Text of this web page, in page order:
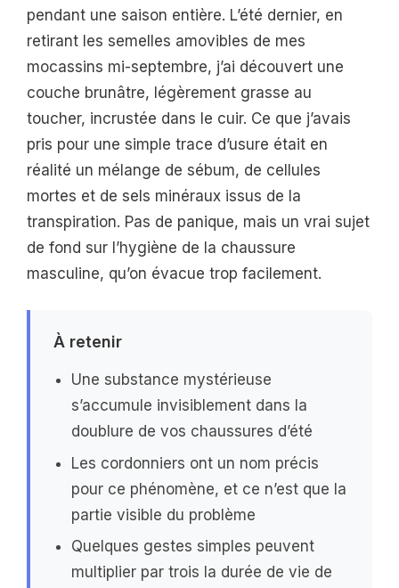
pendant une saison entière. L’été dernier, en
retirant les semelles amovibles de mes
mocassins mi-septembre, j’ai découvert une
couche brunâtre, légèrement grasse au
toucher, incrustée dans le cuir. Ce que j’avais
pris pour une simple trace d’usure était en
réalité un mélange de sébum, de cellules
mortes et de sels minéraux issus de la
transpiration. Pas de panique, mais un vrai sujet
de fond sur l’hygiène de la chaussure
masculine, qu’on évacue trop facilement.
À retenir
Une substance mystérieuse
s’accumule invisiblement dans la
doublure de vos chaussures d’été
Les cordonniers ont un nom précis
pour ce phénomène, et ce n’est que la
partie visible du problème
Quelques gestes simples peuvent
multiplier par trois la durée de vie de